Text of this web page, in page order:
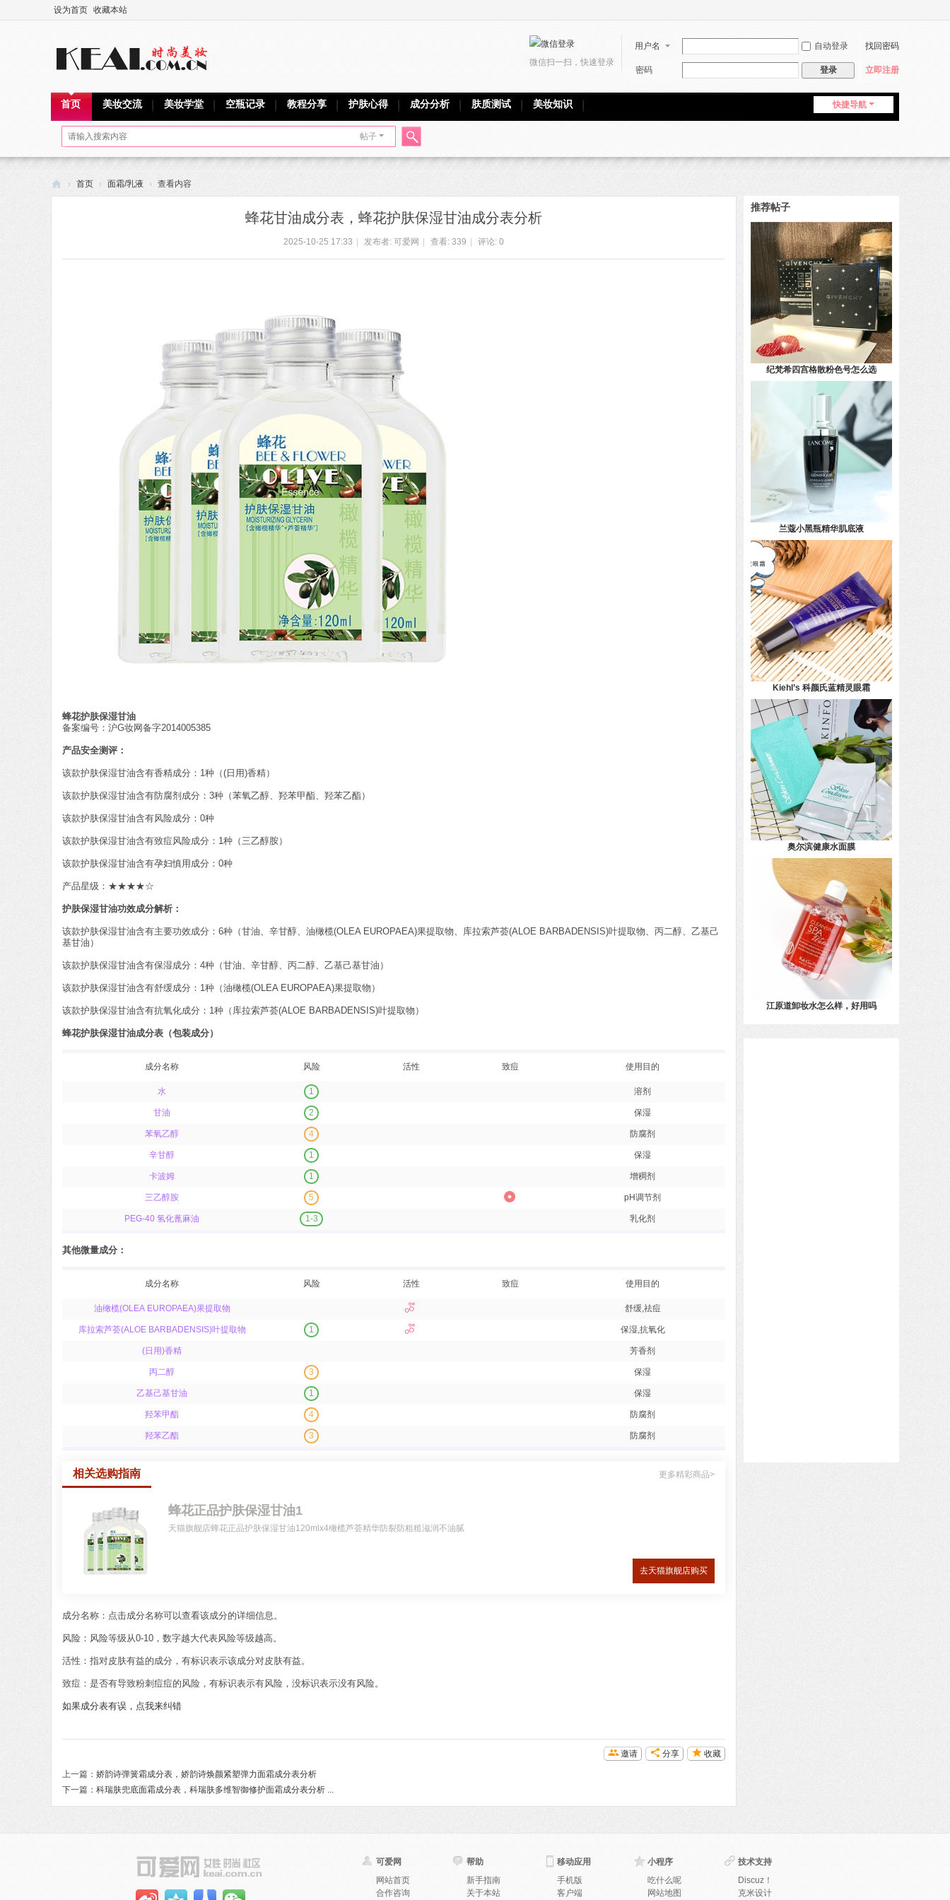
设为首页 收藏本站
用户名 自动登录 找回密码
密码 登录 立即注册
微信扫一扫，快速登录
快捷导航
首页 美妆交流 美妆学堂 空瓶记录 教程分享 护肤心得 成分分析 肤质测试 美妆知识
帖子
搜
索
› 首页 › 面霜/乳液 › 查看内容
蜂花甘油成分表，蜂花护肤保湿甘油成分表分析
2025-10-25 17:33 发布者: 可爱网 查看: 339 评论: 0
蜂花护肤保湿甘油
备案编号：沪G妆网备字2014005385
产品安全测评：
该款护肤保湿甘油含有香精成分：1种（(日用)香精）
该款护肤保湿甘油含有防腐剂成分：3种（苯氧乙醇、羟苯甲酯、羟苯乙酯）
该款护肤保湿甘油含有风险成分：0种
该款护肤保湿甘油含有致痘风险成分：1种（三乙醇胺）
该款护肤保湿甘油含有孕妇慎用成分：0种
产品星级：★★★★☆
护肤保湿甘油功效成分解析：
该款护肤保湿甘油含有主要功效成分：6种（甘油、辛甘醇、油橄榄(OLEA EUROPAEA)果提取物、库拉索芦荟(ALOE BARBADENSIS)叶提取物、丙二醇、乙基己
基甘油）
该款护肤保湿甘油含有保湿成分：4种（甘油、辛甘醇、丙二醇、乙基己基甘油）
该款护肤保湿甘油含有舒缓成分：1种（油橄榄(OLEA EUROPAEA)果提取物）
该款护肤保湿甘油含有抗氧化成分：1种（库拉索芦荟(ALOE BARBADENSIS)叶提取物）
蜂花护肤保湿甘油成分表（包装成分）
成分名称 风险 活性 致痘 使用目的
水 1 溶剂
甘油 2 保湿
苯氧乙醇 4 防腐剂
辛甘醇 1 保湿
卡波姆 1 增稠剂
三乙醇胺 5 pH调节剂
PEG-40 氢化蓖麻油 1-3 乳化剂
其他微量成分：
成分名称 风险 活性 致痘 使用目的
油橄榄(OLEA EUROPAEA)果提取物 舒缓,祛痘
库拉索芦荟(ALOE BARBADENSIS)叶提取物 1 保湿,抗氧化
(日用)香精 芳香剂
丙二醇 3 保湿
乙基己基甘油 1 保湿
羟苯甲酯 4 防腐剂
羟苯乙酯 3 防腐剂
相关选购指南 更多精彩商品>
蜂花正品护肤保湿甘油1
天猫旗舰店蜂花正品护肤保湿甘油120mlx4橄榄芦荟精华防裂防粗糙滋润不油腻
去天猫旗舰店购买
成分名称：点击成分名称可以查看该成分的详细信息。
风险：风险等级从0-10，数字越大代表风险等级越高。
活性：指对皮肤有益的成分，有标识表示该成分对皮肤有益。
致痘：是否有导致粉刺痘痘的风险，有标识表示有风险，没标识表示没有风险。
如果成分表有误，点我来纠错
收藏
分享
邀请
上一篇： 娇韵诗弹簧霜成分表，娇韵诗焕颜紧塑弹力面霜成分表分析
下一篇： 科瑞肤兜底面霜成分表，科瑞肤多维智御修护面霜成分表分析 ...
推荐帖子
纪梵希四宫格散粉色号怎么选
兰蔻小黑瓶精华肌底液
Kiehl’s 科颜氏蓝精灵眼霜
奥尔滨健康水面膜
江原道卸妆水怎么样，好用吗
可爱网
网站首页
合作咨询
帮助
新手指南
关于本站
移动应用
手机版
客户端
小程序
吃什么呢
网站地图
技术支持
Discuz！
克米设计